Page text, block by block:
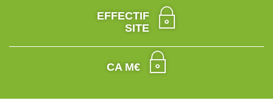
EFFECTIF
SITE
CA M€